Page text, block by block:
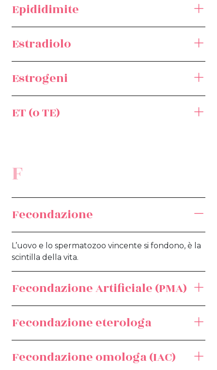
Epididimite
Estradiolo
Estrogeni
ET (o TE)
F
Fecondazione
L’uovo e lo spermatozoo vincente si fondono, è la
scintilla della vita.
Fecondazione Artificiale (PMA)
Fecondazione eterologa
Fecondazione omologa (IAC)